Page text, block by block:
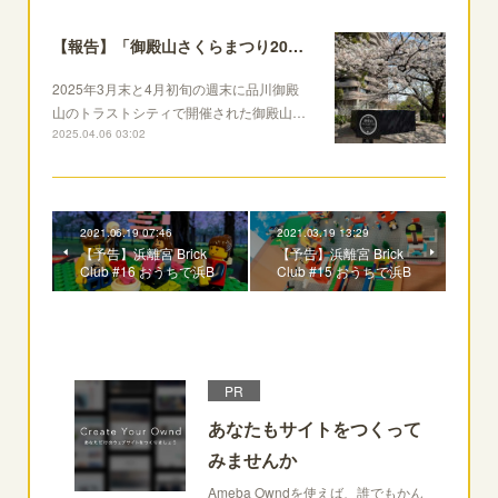
【報告】「御殿山さくらまつり2025」に浜B登場！
2025年3月末と4月初旬の週末に品川御殿
山のトラストシティで開催された御殿山…
2025.04.06 03:02
2021.06.19 07:46
【予告】浜離宮 Brick
Club #16 おうちで浜B
2021.03.19 13:29
【予告】浜離宮 Brick
Club #15 おうちで浜B
PR
あなたもサイトをつくって
みませんか
Ameba Owndを使えば、誰でもかん